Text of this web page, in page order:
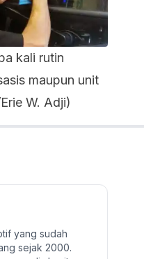
kali rutin
maupun unit
W. Adji)
yang sudah
sejak 2000.